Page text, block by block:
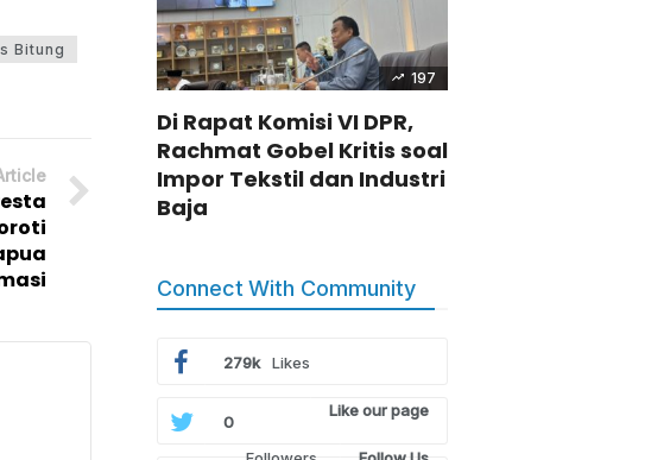
Bitung
197
Di Rapat Komisi VI DPR,
Rachmat Gobel Kritis soal
Impor Tekstil dan Industri
Baja
Connect With Community
279k Likes
Like our page
0